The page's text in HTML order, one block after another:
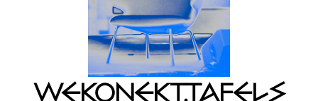
WEKONEKT.TAFELS